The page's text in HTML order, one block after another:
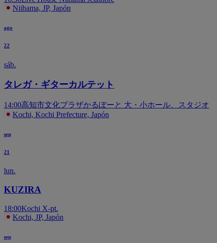
Niihama, JP, Japón
ago
22
sáb.
タレガ・ギターカルテット
14:00高知市文化プラザかるぽーと 大・小ホール、スタジオ
Kochi, Kochi Prefecture, Japón
sep
21
lun.
KUZIRA
18:00Kochi X-pt.
Kochi, JP, Japón
sep